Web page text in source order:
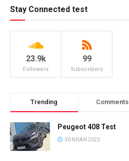
Stay Connected test
23.9k
Followers
99
Subscribers
Trending Comments
Peugeot 408 Test
30 NISAN 2023